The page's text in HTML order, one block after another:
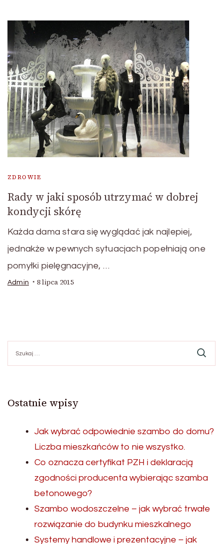
ZDROWIE
Rady w jaki sposób utrzymać w dobrej
kondycji skórę
Każda dama stara się wyglądać jak najlepiej,
jednakże w pewnych sytuacjach popełniają one
pomyłki pielęgnacyjne, …
Admin 8 lipca 2015
Ostatnie wpisy
Jak wybrać odpowiednie szambo do domu?
Liczba mieszkańców to nie wszystko.
Co oznacza certyfikat PZH i deklaracją
zgodności producenta wybierając szamba
betonowego?
Szambo wodoszczelne – jak wybrać trwałe
rozwiązanie do budynku mieszkalnego
Systemy handlowe i prezentacyjne – jak